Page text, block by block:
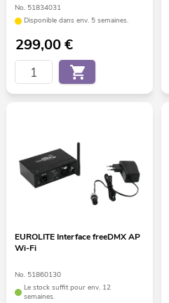
No. 51834031
Disponible dans env. 5 semaines.
299,00€
EUROLITE Interface freeDMX AP
Wi-Fi
No. 51860130
Le stock suffit pour env. 12
semaines.